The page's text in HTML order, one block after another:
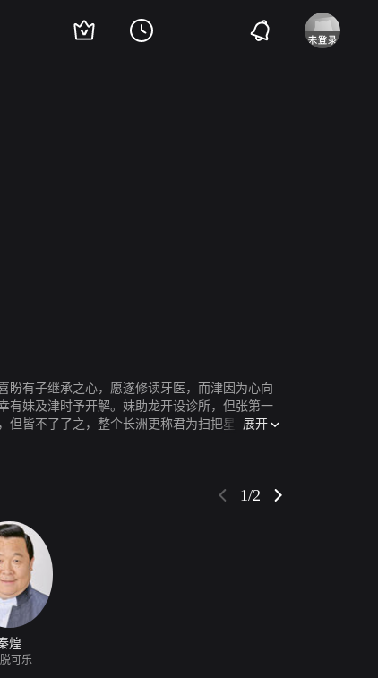
盼有子继承之心，愿遂修读牙医，而津因为心向
有妹及津时予开解。妹助龙开设诊所，但张第一
但皆不了了之，整个长洲更称君为扫把星君父汤
非自己亲母，更发觉不能没有君，乃几经辛苦
展开
1/2
煌
可乐